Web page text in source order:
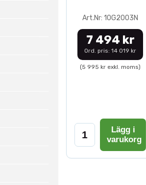
Art.Nr: 10G2003N
7 494 kr
Ord. pris: 14 019 kr
(5 995 kr exkl. moms)
Lägg i
varukorg